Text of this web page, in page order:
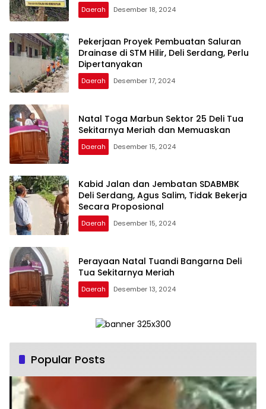
Daerah Desember 18, 2024
Pekerjaan Proyek Pembuatan Saluran
Drainase di STM Hilir, Deli Serdang, Perlu
Dipertanyakan
Daerah Desember 17, 2024
Natal Toga Marbun Sektor 25 Deli Tua
Sekitarnya Meriah dan Memuaskan
Daerah Desember 15, 2024
Kabid Jalan dan Jembatan SDABMBK
Deli Serdang, Agus Salim, Tidak Bekerja
Secara Proposional
Daerah Desember 15, 2024
Perayaan Natal Tuandi Bangarna Deli
Tua Sekitarnya Meriah
Daerah Desember 13, 2024
Popular Posts